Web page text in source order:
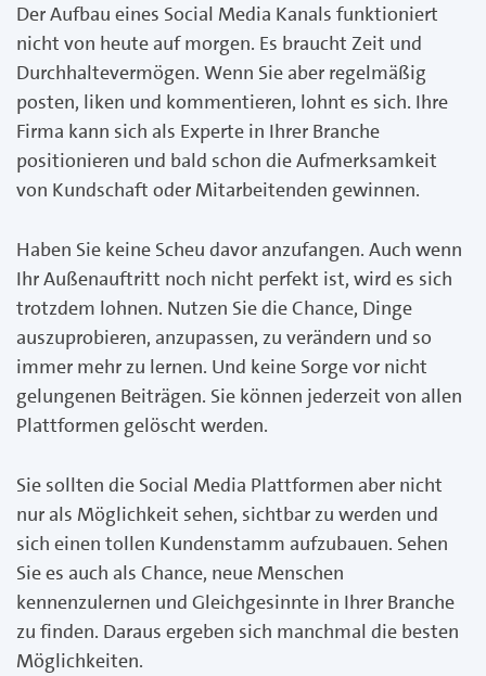
Der Aufbau eines Social Media Kanals funktioniert
nicht von heute auf morgen. Es braucht Zeit und
Durchhaltevermögen. Wenn Sie aber regelmäßig
posten, liken und kommentieren, lohnt es sich. Ihre
Firma kann sich als Experte in Ihrer Branche
positionieren und bald schon die Aufmerksamkeit
von Kundschaft oder Mitarbeitenden gewinnen.
Haben Sie keine Scheu davor anzufangen. Auch wenn
Ihr Außenauftritt noch nicht perfekt ist, wird es sich
trotzdem lohnen. Nutzen Sie die Chance, Dinge
auszuprobieren, anzupassen, zu verändern und so
immer mehr zu lernen. Und keine Sorge vor nicht
gelungenen Beiträgen. Sie können jederzeit von allen
Plattformen gelöscht werden.
Sie sollten die Social Media Plattformen aber nicht
nur als Möglichkeit sehen, sichtbar zu werden und
sich einen tollen Kundenstamm aufzubauen. Sehen
Sie es auch als Chance, neue Menschen
kennenzulernen und Gleichgesinnte in Ihrer Branche
zu finden. Daraus ergeben sich manchmal die besten
Möglichkeiten.